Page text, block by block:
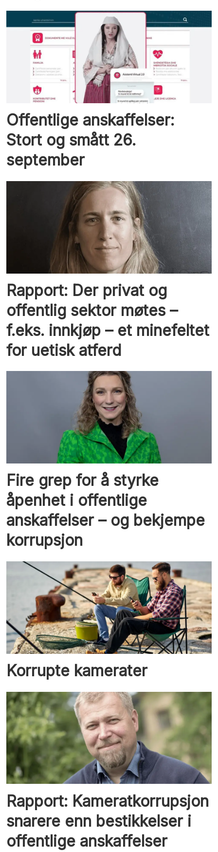
Offentlige anskaffelser:
Stort og smått 26.
september
Rapport: Der privat og
offentlig sektor møtes –
f.eks. innkjøp – et minefeltet
for uetisk atferd
Fire grep for å styrke
åpenhet i offentlige
anskaffelser – og bekjempe
korrupsjon
Korrupte kamerater
Rapport: Kameratkorrupsjon
snarere enn bestikkelser i
offentlige anskaffelser